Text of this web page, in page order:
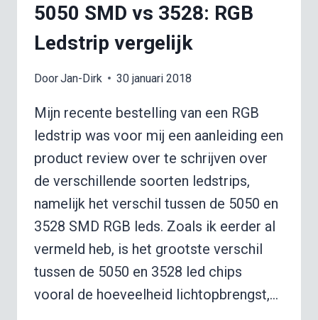
5050 SMD vs 3528: RGB
Ledstrip vergelijk
DoorJan-Dirk 30 januari 2018
Mijn recente bestelling van een RGB
ledstrip was voor mij een aanleiding een
product review over te schrijven over
de verschillende soorten ledstrips,
namelijk het verschil tussen de 5050 en
3528 SMD RGB leds. Zoals ik eerder al
vermeld heb, is het grootste verschil
tussen de 5050 en 3528 led chips
vooral de hoeveelheid lichtopbrengst,…